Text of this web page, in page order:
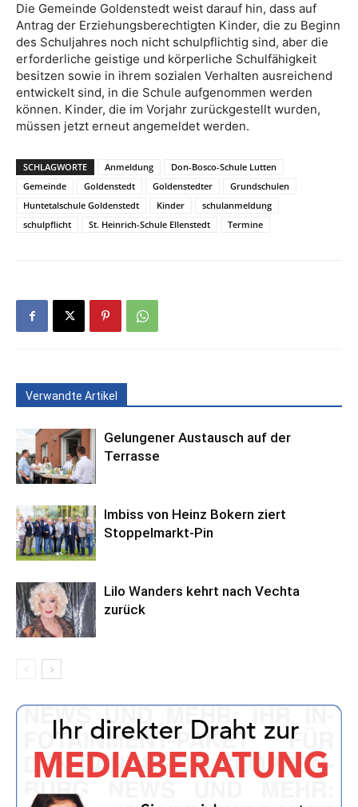
Die Gemeinde Goldenstedt weist darauf hin, dass auf
Antrag der Erziehungsberechtigten Kinder, die zu Beginn
des Schuljahres noch nicht schulpflichtig sind, aber die
erforderliche geistige und körperliche Schulfähigkeit
besitzen sowie in ihrem sozialen Verhalten ausreichend
entwickelt sind, in die Schule aufgenommen werden
können. Kinder, die im Vorjahr zurückgestellt wurden,
müssen jetzt erneut angemeldet werden.
SCHLAGWORTE Anmeldung
Don-Bosco-Schule Lutten
Gemeinde
Goldenstedt Goldenstedter
Grundschulen
Huntetalschule Goldenstedt
Kinder
schulanmeldung
schulpflicht
St. Heinrich-Schule Ellenstedt Termine
Verwandte Artikel
Gelungener Austausch auf der
Terrasse
Imbiss von Heinz Bokern ziert
Stoppelmarkt-Pin
Lilo Wanders kehrt nach Vechta
zurück